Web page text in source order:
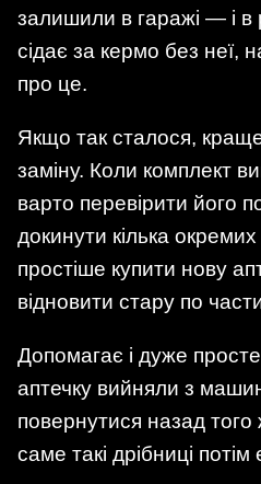
залишили в гаражі — і в
сідає за кермо без неї,
про це.
Якщо так сталося,
заміну. Коли комплект
варто перевірити його
докинути кілька
простіше купити нову
відновити стару по
Допомагає і дуже
аптечку вийняли з
повернутися назад
саме такі дрібниці